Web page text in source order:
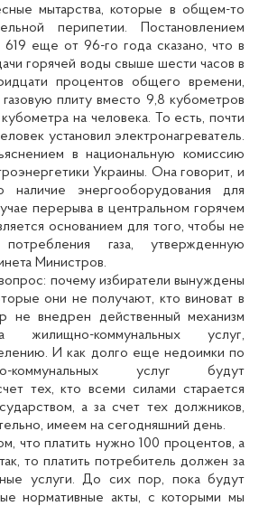
мытарства, которые в общем-то
перипетии. Постановлением
619 еще от 96-го года сказано, что в
горячей воды свыше шести часов в
процентов общего времени,
плиту вместо 9,8 кубометров
кубометра на человека. То есть, почти
установил электронагреватель.
в национальную комиссию
Украины. Она говорит, и
энергооборудования для
перерыва в центральном горячем
основанием для того, чтобы не
газа, утвержденную
Министров.
почему избиратели вынуждены
они не получают, кто виноват в
не внедрен действенный механизм
коммунальных услуг,
И как долго еще недоимки по
коммунальных услуг будут
тех, кто всеми силами старается
а за счет тех должников,
имеем на сегодняшний день.
что платить нужно 100 процентов, а
то платить потребитель должен за
услуги. До сих пор, пока будут
нормативные акты, с которыми мы